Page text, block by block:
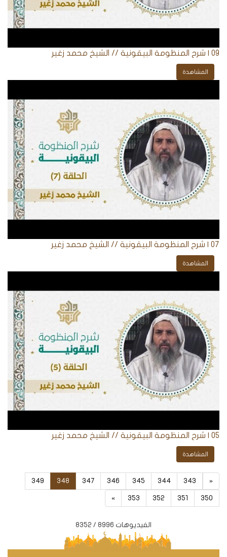
09 | شرح المنظومة البيقونية // الشيخ محمد زغير
المشاهدة
07 | شرح المنظومة البيقونية // الشيخ محمد زغير
المشاهدة
05 | شرح المنظومة البيقونية // الشيخ محمد زغير
المشاهدة
«
343
344
345
346
347
348
349
350
351
352
353
»
الفيديوهات 8996 / 8352